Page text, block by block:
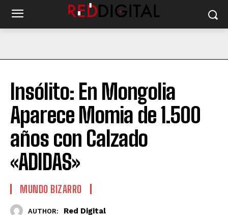
Insólito: En Mongolia
Aparece Momia de 1.500
años con Calzado
«ADIDAS»
MUNDO BIZARRO
AUTHOR: Red Digital